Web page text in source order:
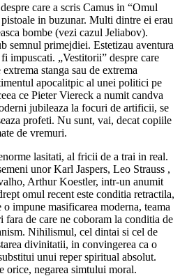
care a scris Camus in “Omul
in buzunar. Multi dintre ei erau
bombe (vezi cazul Jeliabov).
semnul primejdiei. Estetizau aventura
impuscati. „Vestitorii” despre care
stanga sau de extrema
apocalitpic al unei politici pe
ce Pieter Viereck a numit candva
jubileaza la focuri de artificii, se
profeti. Nu sunt, vai, decat copiile
de vremuri.
lasitati, al fricii de a trai in real.
unor Karl Jaspers, Leo Strauss ,
Arthur Koestler, intr-un anumit
omul recent este conditia retractila,
impune masificarea moderna, teama
fara de care ne coboram la conditia de
Nihilismul, cel dintai si cel de
divinitatii, in convingerea ca o
unui reper spiritual absolut.
orice, negarea simtului moral.